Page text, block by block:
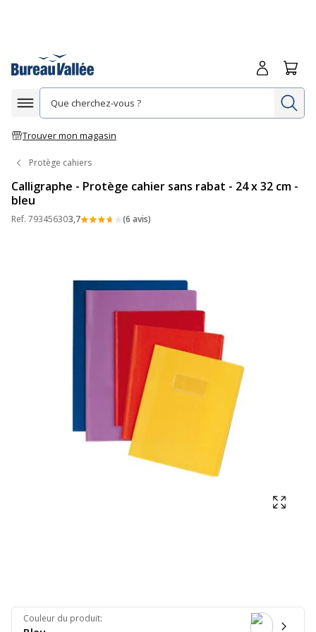
Afficher la navigation
Trouver mon magasin
Me
Protège cahiers
Calligraphe - Protège cahier sans rabat - 24 x 32 cm -
bleu
Ref. 793456303,7 (6 avis)
Couleur du produit: